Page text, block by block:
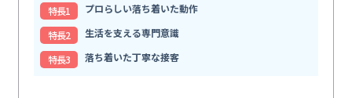
特⻑1
プロらしい落ち着いた動作
特⻑2
生活を支える専門意識
特⻑3
落ち着いた丁寧な接客